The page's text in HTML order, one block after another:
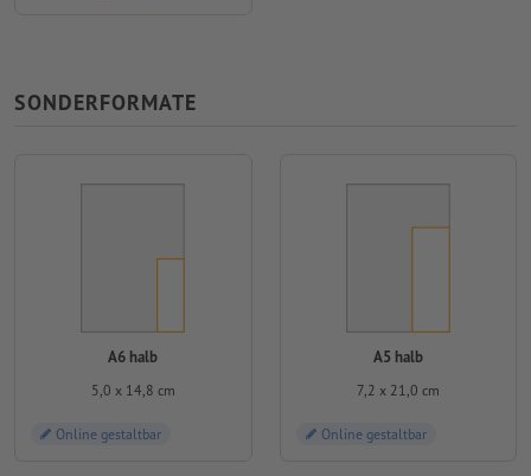
SONDERFORMATE
A6 halb
5,0 x 14,8 cm
Online gestaltbar
A5 halb
7,2 x 21,0 cm
Online gestaltbar